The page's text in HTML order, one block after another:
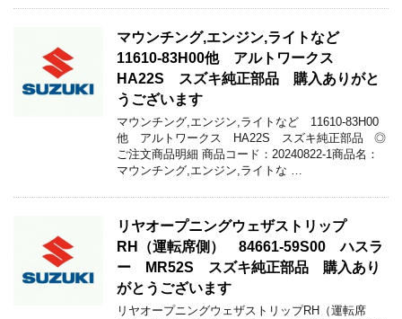
マウンチング,エンジン,ライトなど
11610-83H00他 アルトワークス
HA22S スズキ純正部品 購入ありがと
うございます
マウンチング,エンジン,ライトなど 11610-83H00
他 アルトワークス HA22S スズキ純正部品 ◎
ご注文商品明細 商品コード：20240822-1商品名：
マウンチング,エンジン,ライトな …
リヤオープニングウェザストリップ
RH（運転席側） 84661-59S00 ハスラ
ー MR52S スズキ純正部品 購入あり
がとうございます
リヤオープニングウェザストリップRH（運転席